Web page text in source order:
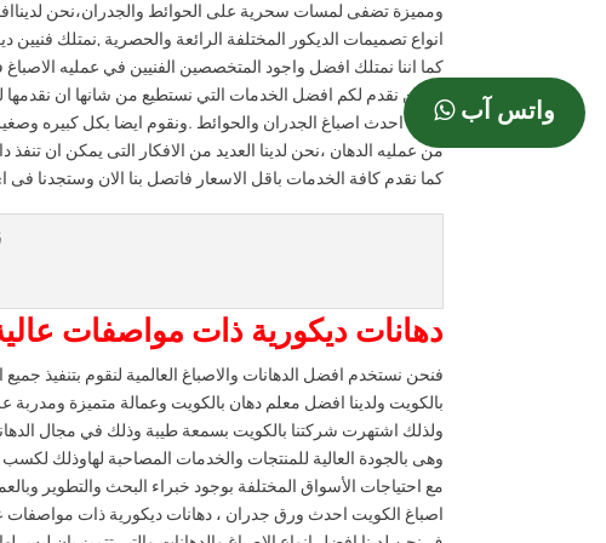
ومميزة تضفى لمسات سحرية على الحوائط والجدران،نحن
انواع تصميمات الديكور المختلفة الرائعة والحصرية ,نمتلك
كما اننا نمتلك افضل واجود المتخصصين الفنيين في عمليه
و نحن نقدم لكم افضل الخدمات التي نستطيع من شانها ان نقدمها
ولدينا احدث اصباغ الجدران والحوائط .ونقوم ايضا بكل كبيره
من عمليه الدهان ،نحن لدينا العديد من الافكار التى يمكن ان
كما نقدم كافة الخدمات باقل الاسعار فاتصل بنا الان وستجدنا
دهانات ديكورية ذات مواصفات
فنحن نستخدم افضل الدهانات والاصباغ العالمية لنقوم بتنفيذ جميع
بالكويت ولدينا افضل معلم دهان بالكويت وعمالة متميزة ومدربة
ولذلك اشتهرت شركتنا بالكويت بسمعة طيبة وذلك في مجال
وهى بالجودة العالية للمنتجات والخدمات المصاحبة لهاوذلك
مع احتياجات الأسواق المختلفة بوجود خبراء البحث والتطوير
اصباغ الكويت احدث ورق جدران ، دهانات ديكورية ذات مواصفات
واتس آب